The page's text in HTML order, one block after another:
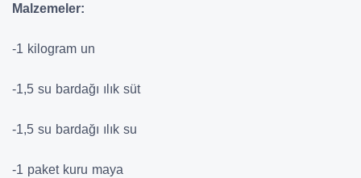
Malzemeler:
-1 kilogram un
-1,5 su bardağı ılık süt
-1,5 su bardağı ılık su
-1 paket kuru maya